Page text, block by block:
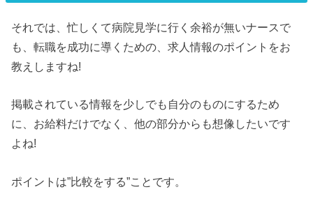
それでは、忙しくて病院見学に行く余裕が無いナースで
も、転職を成功に導くための、求人情報のポイントをお
教えしますね!
掲載されている情報を少しでも自分のものにするため
に、お給料だけでなく、他の部分からも想像したいです
よね!
ポイントは”比較をする”ことです。